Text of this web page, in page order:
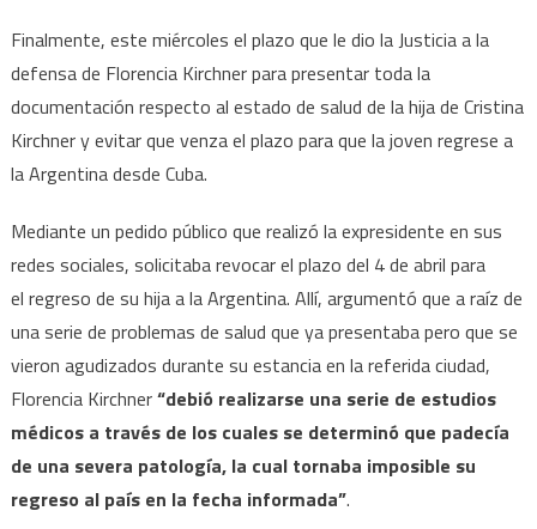
Finalmente, este miércoles el plazo que le dio la Justicia a la
defensa de Florencia Kirchner para presentar toda la
documentación respecto al estado de salud de la hija de Cristina
Kirchner y evitar que venza el plazo para que la joven regrese a
la Argentina desde Cuba.
Mediante un pedido público que realizó la expresidente en sus
redes sociales, solicitaba revocar el plazo del 4 de abril para
el regreso de su hija a la Argentina. Allí, argumentó que a raíz de
una serie de problemas de salud que ya presentaba pero que se
vieron agudizados durante su estancia en la referida ciudad,
Florencia Kirchner“debió realizarse una serie de estudios
médicos a través de los cuales se determinó que padecía
de una severa patología, la cual tornaba imposible su
regreso al país en la fecha informada”.